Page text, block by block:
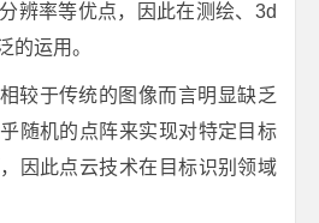
辨率等优点，因此在测绘、3d
的运用。
较于传统的图像而言明显缺乏
随机的点阵来实现对特定目标
因此点云技术在目标识别领域